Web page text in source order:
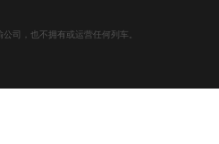
往大邱廣域市的列車
司，也不拥有或运营任何列车。